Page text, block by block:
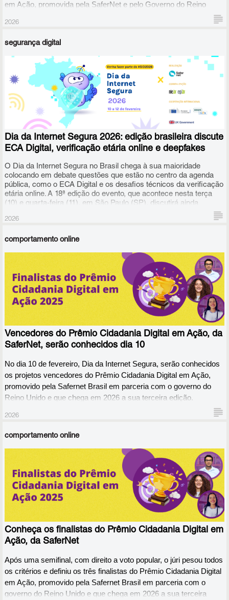
em Ação, promovida pela SaferNet e pelo Governo do Reino
2026
segurança digital
Dia da Internet Segura 2026: edição brasileira discute
ECA Digital, verificação etária online e deepfakes
O Dia da Internet Segura no Brasil chega à sua maioridade
colocando em debate questões que estão no centro da agenda
pública, como o ECA Digital e os desafios técnicos da verificação
etária online. A 18ª edição do evento, que acontece nesta terça
(10) e quarta-feira (11), em São Paulo (SP), discutirá ainda
produção de deepfakes sexuais, riscos de fragmentação da
mais seguro e aberto, entre outros temas.
2026
comportamento online
Vencedores do Prêmio Cidadania Digital em Ação, da
SaferNet, serão conhecidos dia 10
No dia 10 de fevereiro, Dia da Internet Segura, serão conhecidos
os projetos vencedores do Prêmio Cidadania Digital em Ação,
promovido pela Safernet Brasil em parceria com o governo do
Reino Unido e que chega em 2026 a sua terceira edição.
2026
comportamento online
Conheça os finalistas do Prêmio Cidadania Digital em
Ação, da SaferNet
Após uma semifinal, com direito a voto popular, o júri pesou todos
os critérios e definiu os três finalistas do Prêmio Cidadania Digital
em Ação, promovido pela Safernet Brasil em parceria com o
governo do Reino Unido e que chega em 2026 a sua terceira